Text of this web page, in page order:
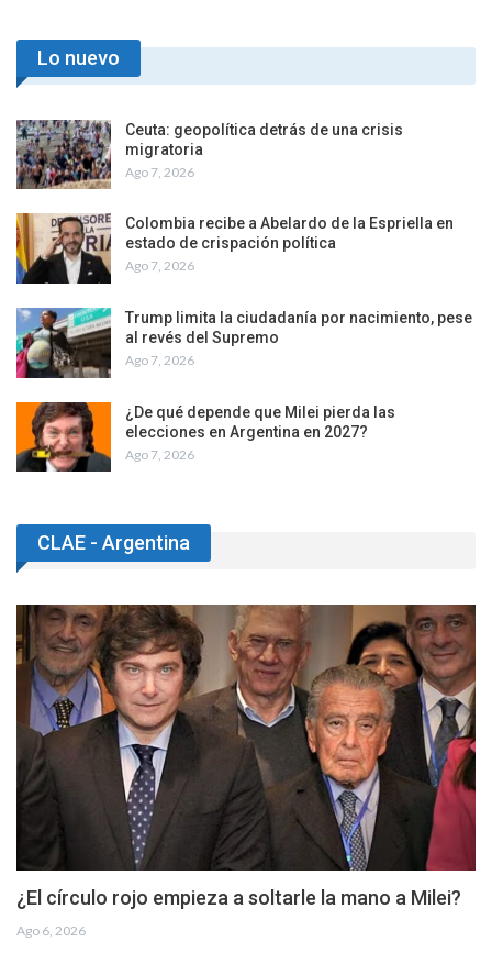
Lo nuevo
Ceuta: geopolítica detrás de una crisis
migratoria
Ago 7, 2026
Colombia recibe a Abelardo de la Espriella en
estado de crispación política
Ago 7, 2026
Trump limita la ciudadanía por nacimiento, pese
al revés del Supremo
Ago 7, 2026
¿De qué depende que Milei pierda las
elecciones en Argentina en 2027?
Ago 7, 2026
CLAE - Argentina
¿El círculo rojo empieza a soltarle la mano a Milei?
Ago 6, 2026